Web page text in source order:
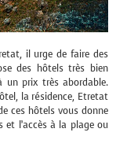
il urge de faire des
des hôtels très bien
un prix très abordable.
la résidence, Etretat
ces hôtels vous donne
et l’accès à la plage ou